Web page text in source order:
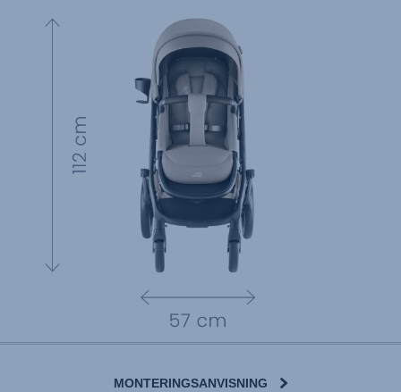
MONTERINGSANVISNING